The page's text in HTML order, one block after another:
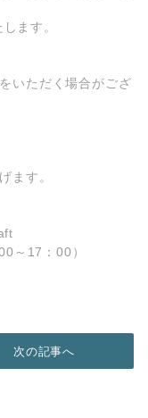
ます。
いただく場合がござ
ます。
～17：00）
次の記事へ